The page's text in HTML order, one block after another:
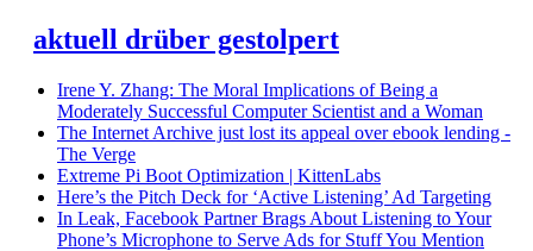
aktuell drüber gestolpert
Irene Y. Zhang: The Moral Implications of Being a
Moderately Successful Computer Scientist and a Woman
The Internet Archive just lost its appeal over ebook lending -
The Verge
Extreme Pi Boot Optimization | KittenLabs
Here’s the Pitch Deck for ‘Active Listening’ Ad Targeting
In Leak, Facebook Partner Brags About Listening to Your
Phone’s Microphone to Serve Ads for Stuff You Mention